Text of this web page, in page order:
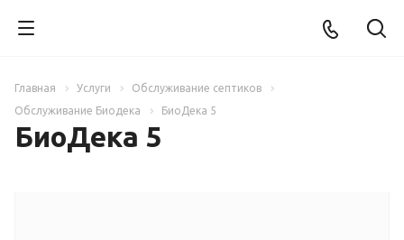
Главная Услуги
Обслуживание септиков
Обслуживание Биодека
БиоДека 5
БиоДека 5